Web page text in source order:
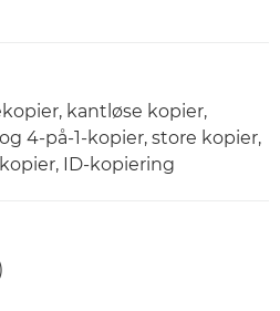
kantløse kopier,
4-på-1-kopier, store kopier,
ID-kopiering